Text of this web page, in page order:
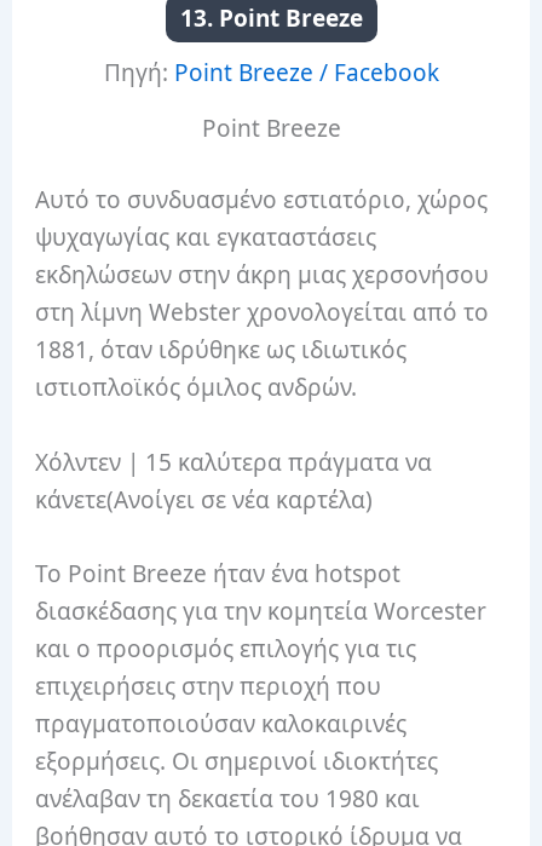
13. Point Breeze
Πηγή: Point Breeze / Facebook
Point Breeze
Αυτό το συνδυασμένο εστιατόριο, χώρος
ψυχαγωγίας και εγκαταστάσεις
εκδηλώσεων στην άκρη μιας χερσονήσου
στη λίμνη Webster χρονολογείται από το
1881, όταν ιδρύθηκε ως ιδιωτικός
ιστιοπλοϊκός όμιλος ανδρών.
Χόλντεν | 15 καλύτερα πράγματα να
κάνετε(Ανοίγει σε νέα καρτέλα)
Το Point Breeze ήταν ένα hotspot
διασκέδασης για την κομητεία Worcester
και ο προορισμός επιλογής για τις
επιχειρήσεις στην περιοχή που
πραγματοποιούσαν καλοκαιρινές
εξορμήσεις. Οι σημερινοί ιδιοκτήτες
ανέλαβαν τη δεκαετία του 1980 και
βοήθησαν αυτό το ιστορικό ίδρυμα να